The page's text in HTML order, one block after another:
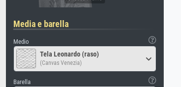
Media e barella
Medio
Tela Leonardo (raso)
(Canvas Venezia)
Barella